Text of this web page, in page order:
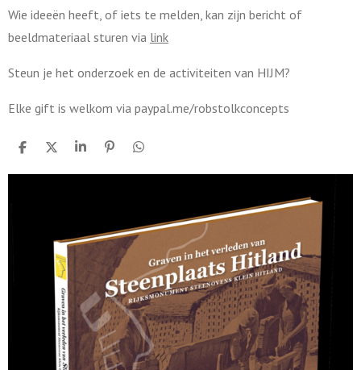
e
b
o
Wie ideeën heeft, of iets te melden, kan zijn bericht of
beeldmateriaal sturen via link
Steun je het onderzoek en de activiteiten van HIJM?
Elke gift is welkom via paypal.me/robstolkconcepts
D
l
D
e
S
a
P
n
D
l